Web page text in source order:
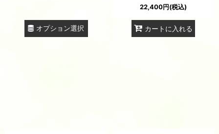
オプション選択
22,400円(税込)
カートに入れる